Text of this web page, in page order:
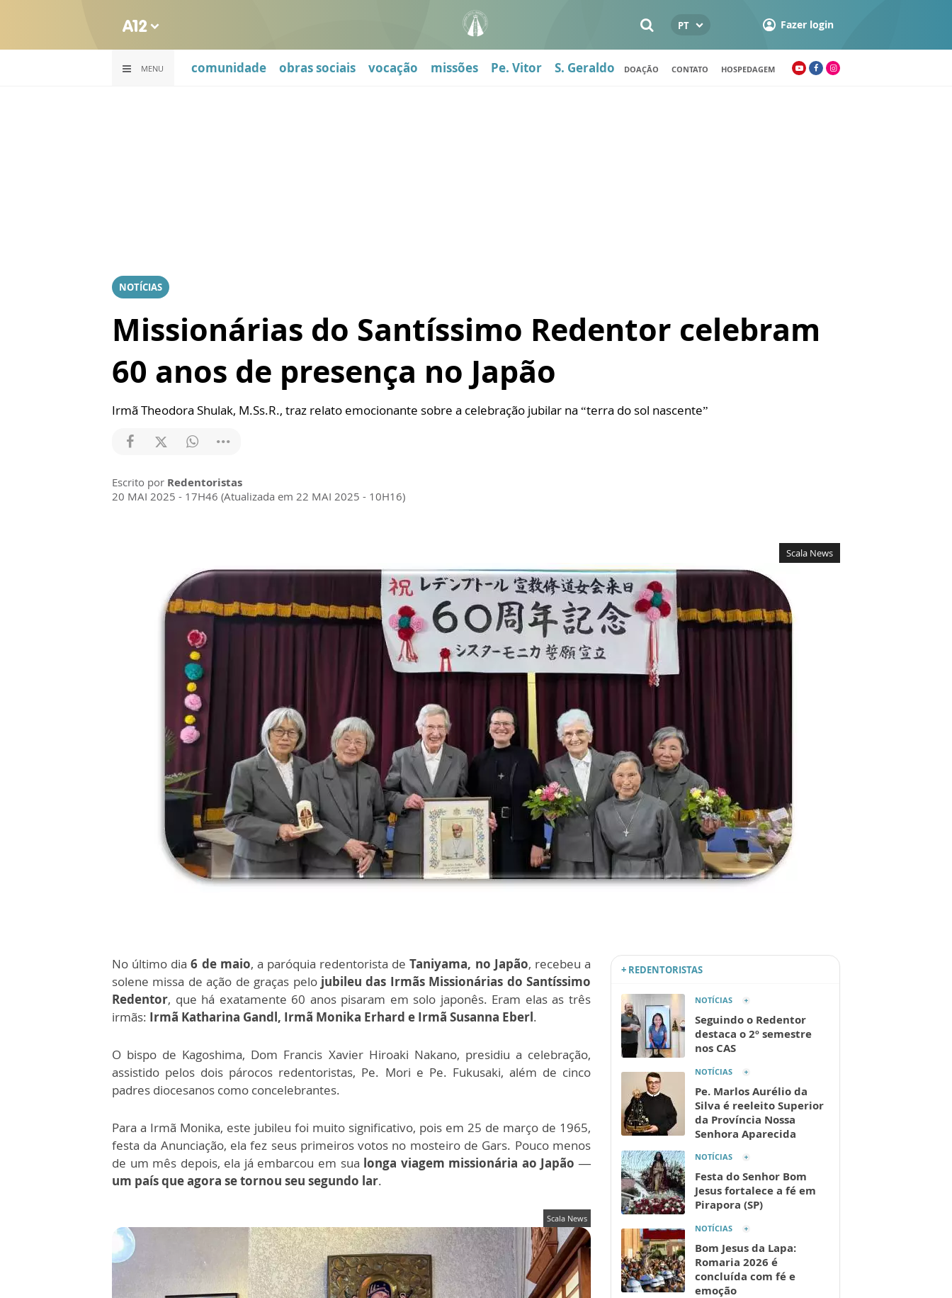
PT Fazer login
MENU comunidade obras sociais vocação missões Pe. Vitor S. Geraldo DOAÇÃO CONTATO HOSPEDAGEM
NOTÍCIAS
Missionárias do Santíssimo Redentor celebram
60 anos de presença no Japão
Irmã Theodora Shulak, M.Ss.R., traz relato emocionante sobre a celebração jubilar na “terra do sol nascente”
Escrito por Redentoristas
20 MAI 2025 - 17H46 (Atualizada em 22 MAI 2025 - 10H16)
Scala News
No último dia6 de maio, a paróquia redentorista deTaniyama, no Japão, recebeu a
solene missa de ação de graças pelo jubileu das Irmãs Missionárias do Santíssimo
Redentor, que há exatamente 60 anos pisaram em solo japonês. Eram elas as três
irmãs: Irmã Katharina Gandl, Irmã Monika Erhard e Irmã Susanna Eberl.
O bispo de Kagoshima, Dom Francis Xavier Hiroaki Nakano, presidiu a celebração,
assistido pelos dois párocos redentoristas, Pe. Mori e Pe. Fukusaki, além de cinco
padres diocesanos como concelebrantes.
Para a Irmã Monika, este jubileu foi muito significativo, pois em 25 de março de 1965,
festa da Anunciação, ela fez seus primeiros votos no mosteiro de Gars. Pouco menos
de um mês depois, ela já embarcou em sua longa viagem missionária ao Japão —
um país que agora se tornou seu segundo lar.
Scala News
+ REDENTORISTAS
NOTÍCIAS
Seguindo o Redentor
destaca o 2º semestre
nos CAS
NOTÍCIAS
Pe. Marlos Aurélio da
Silva é reeleito Superior
da Província Nossa
Senhora Aparecida
NOTÍCIAS
Festa do Senhor Bom
Jesus fortalece a fé em
Pirapora (SP)
NOTÍCIAS
Bom Jesus da Lapa:
Romaria 2026 é
concluída com fé e
emoção